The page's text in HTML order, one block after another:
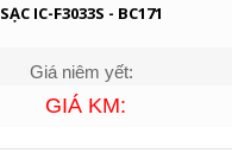
SẠC IC-F3033S - BC171
Giá niêm yết:
GIÁ KM: